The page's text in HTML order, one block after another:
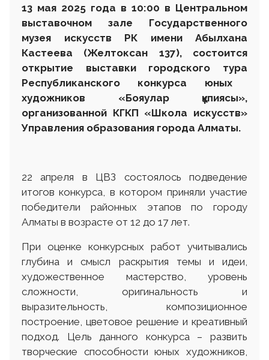
13 мая 2025 года в 10:00 в Центральном
выставочном зале Государственного
музея искусств РК имени Абылхана
Кастеева (Желтоксан 137), состоится
открытие выставкигородского тура
Республиканского конкурса юных
художников «Бояулар құпиясы»,
организованной КГКП «Школа искусств»
Управления образования города Алматы.
22 апреля в ЦВЗ состоялось подведение
итогов конкурса, в котором приняли участие
победители районных этапов по городу
Алматы в возрасте от 12 до 17 лет.
При оценке конкурсных работ учитывались
глубина и смысл раскрытия темы и идеи,
художественное мастерство, уровень
сложности, оригинальность и
выразительность, композиционное
построение, цветовое решение и креативный
подход. Цель данного конкурса – развить
творческие способности юных художников,